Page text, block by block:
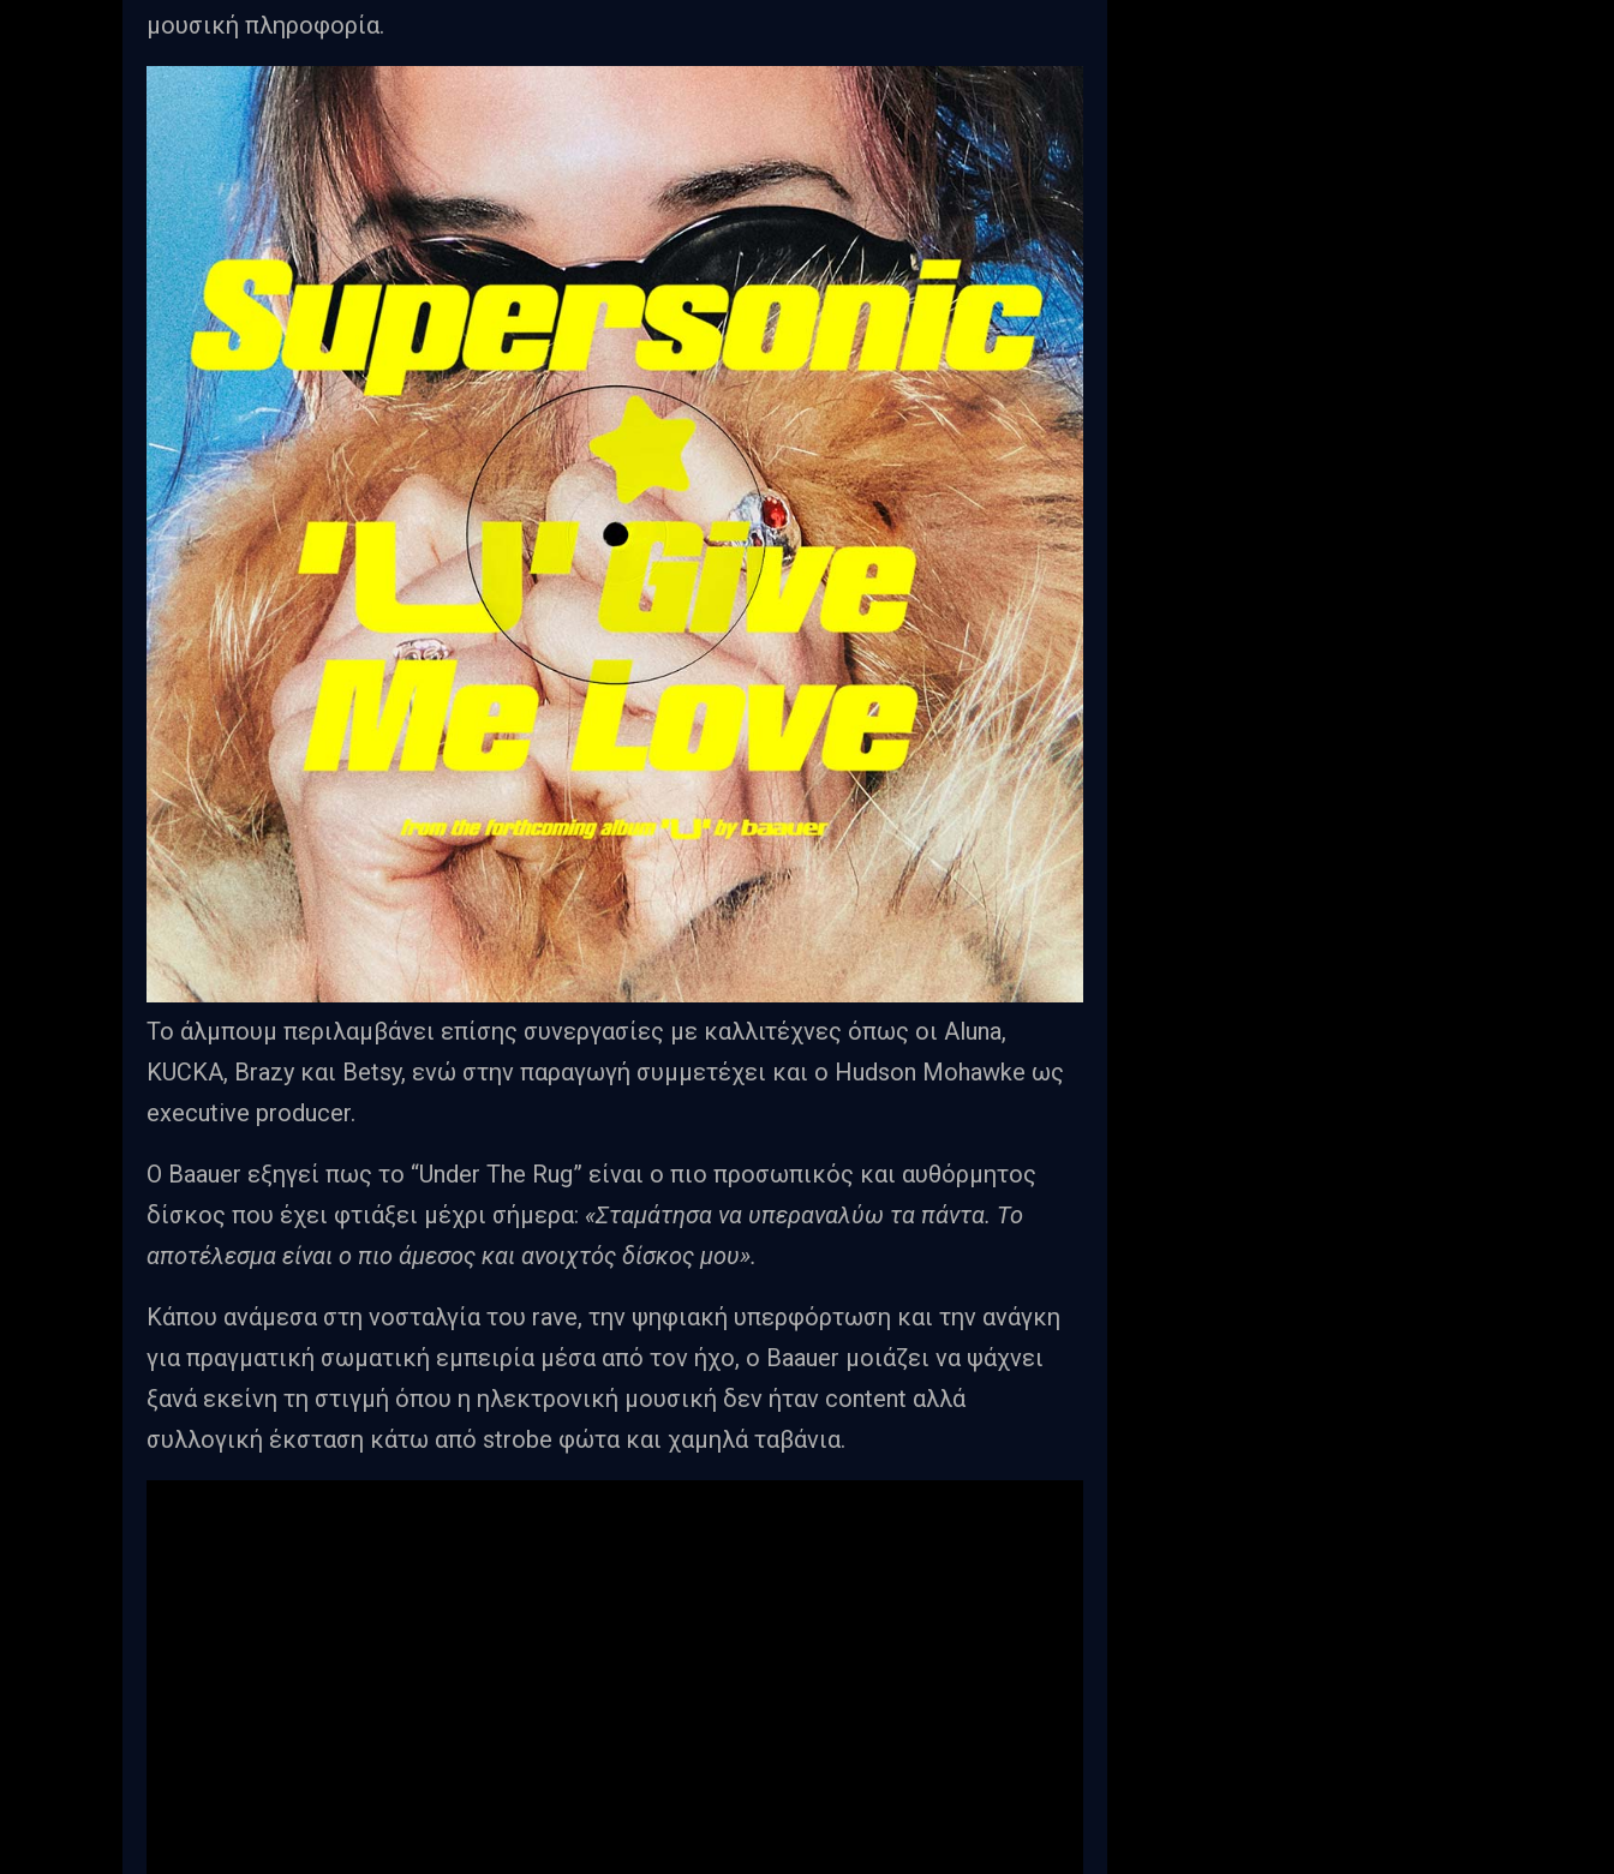
μουσική πληροφορία.
Το άλμπουμ περιλαμβάνει επίσης συνεργασίες με καλλιτέχνες όπως οι Aluna,
KUCKA, Brazy και Betsy, ενώ στην παραγωγή συμμετέχει και ο Hudson Mohawke ως
executive producer.
Ο Baauer εξηγεί πως το “Under The Rug” είναι ο πιο προσωπικός και αυθόρμητος
δίσκος που έχει φτιάξει μέχρι σήμερα: «Σταμάτησα να υπεραναλύω τα πάντα. Το
αποτέλεσμα είναι ο πιο άμεσος και ανοιχτός δίσκος μου».
Κάπου ανάμεσα στη νοσταλγία του rave, την ψηφιακή υπερφόρτωση και την ανάγκη
για πραγματική σωματική εμπειρία μέσα από τον ήχο, ο Baauer μοιάζει να ψάχνει
ξανά εκείνη τη στιγμή όπου η ηλεκτρονική μουσική δεν ήταν content αλλά
συλλογική έκσταση κάτω από strobe φώτα και χαμηλά ταβάνια.